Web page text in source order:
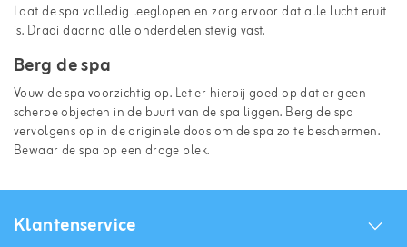
Laat de spa volledig leeglopen en zorg ervoor dat alle lucht eruit
is. Draai daarna alle onderdelen stevig vast.
Berg de spa
Vouw de spa voorzichtig op. Let er hierbij goed op dat er geen
scherpe objecten in de buurt van de spa liggen. Berg de spa
vervolgens op in de originele doos om de spa zo te beschermen.
Bewaar de spa op een droge plek.
Klantenservice